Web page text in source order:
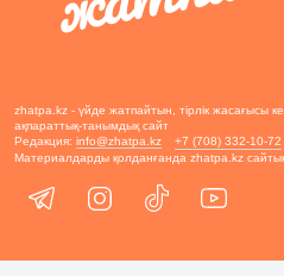
zhatpa.kz - үйде жатпайтын, тірлік жасағысы
ақпараттық-танымдық сайт
Редакция: info@zhatpa.kz
+7 (708) 332-10-72
Материалдарды қолданғанда zhatpa.kz